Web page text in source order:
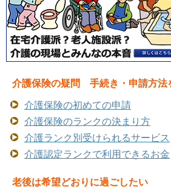
介護保険の疑問 手続き・申請方法
介護保険の初めての申請
介護保険のランクの決まり方
介護ランク別受けられるサービス
介護認定ランクで利用できるお金
老後は希望どおりに過ごしたい